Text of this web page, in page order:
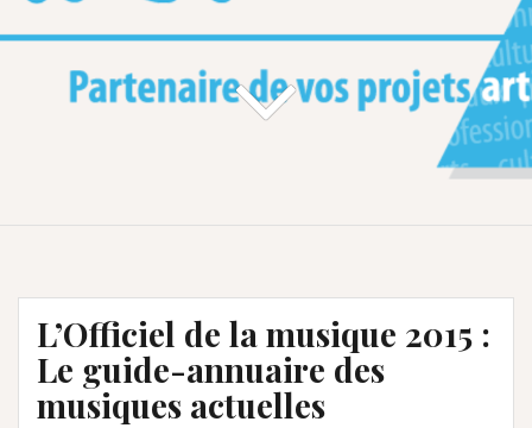
L’Officiel de la musique 2015 :
Le guide-annuaire des
musiques actuelles